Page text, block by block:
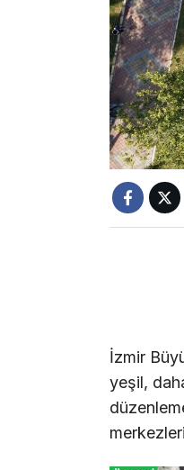
İzmir
yeşil,